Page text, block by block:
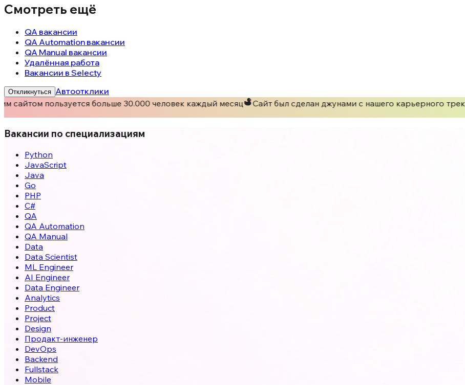
Смотреть ещё
QA вакансии
QA Automation вакансии
QA Manual вакансии
Удалённая работа
Вакансии в Selecty
Откликнуться Автоотклики
сайтом пользуется больше 30.000 человек каждый месяц
Сайт был сделан джунами с нашего карьерного трека
Вакансии по специализациям
Python
JavaScript
Java
Go
PHP
C#
QA
QA Automation
QA Manual
Data
Data Scientist
ML Engineer
AI Engineer
Data Engineer
Analytics
Product
Project
Design
Продакт-инженер
DevOps
Backend
Fullstack
Mobile